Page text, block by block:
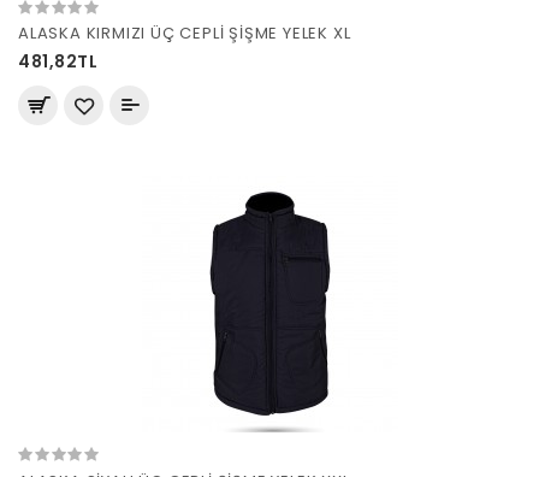
ALASKA KIRMIZI ÜÇ CEPLİ ŞİŞME YELEK XL
481,82TL